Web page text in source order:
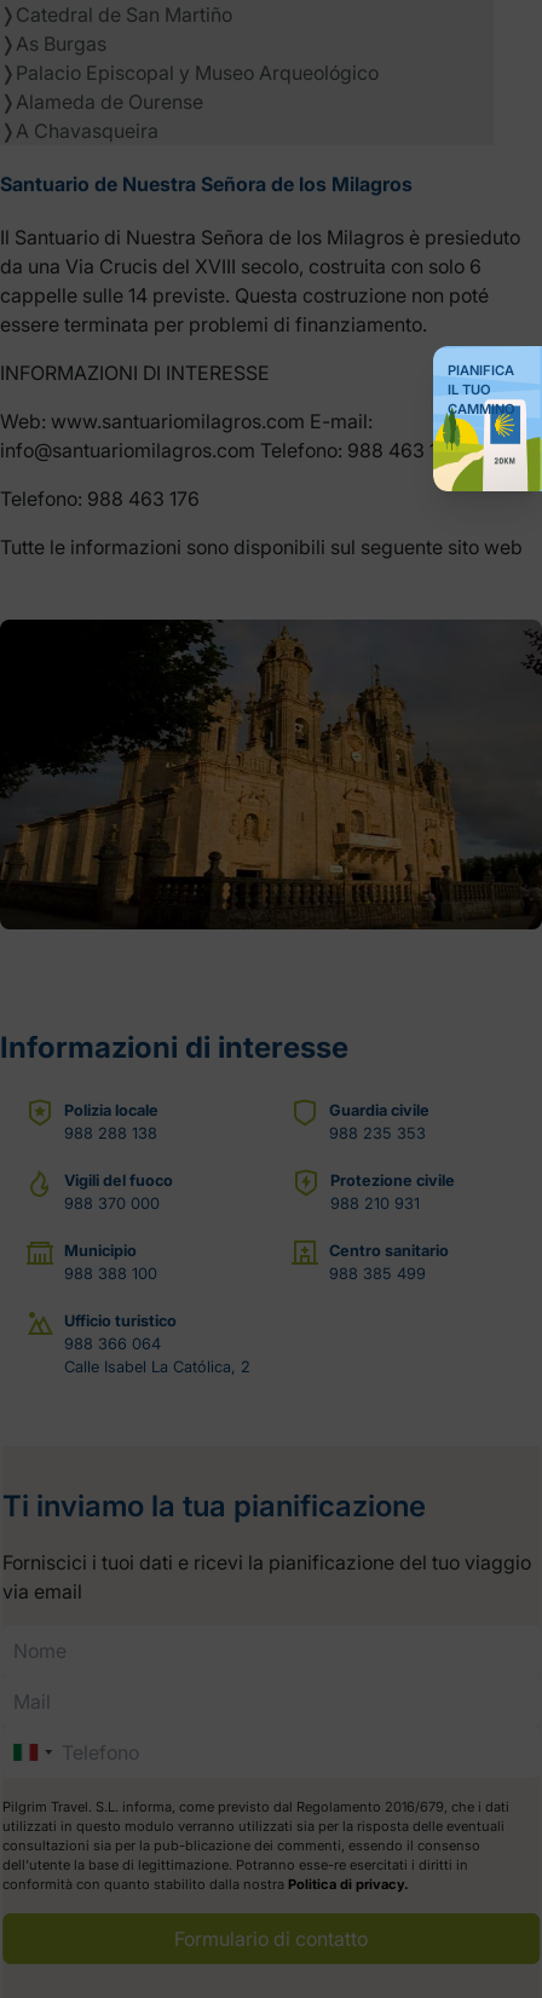
PIANIFICA
IL TUO
CAMMINO
❭ Catedral de San Martiño
❭ As Burgas
❭ Palacio Episcopal y Museo Arqueológico
❭ Alameda de Ourense
❭ A Chavasqueira
Santuario de Nuestra Señora de los Milagros
Il Santuario di Nuestra Señora de los Milagros è presieduto
da una Via Crucis del XVIII secolo, costruita con solo 6
cappelle sulle 14 previste. Questa costruzione non poté
essere terminata per problemi di finanziamento.
INFORMAZIONI DI INTERESSE
Web: www.santuariomilagros.com E-mail:
info@santuariomilagros.com Telefono: 988 463 176
Telefono: 988 463 176
Tutte le informazioni sono disponibili sul seguente sito web
Informazioni di interesse
Polizia locale
988 288 138
Guardia civile
988 235 353
Vigili del fuoco
988 370 000
Protezione civile
988 210 931
Municipio
988 388 100
Centro sanitario
988 385 499
Ufficio turistico
988 366 064
Calle Isabel La Católica, 2
Ti inviamo la tua pianificazione
Forniscici i tuoi dati e ricevi la pianificazione del tuo viaggio
via email
Pilgrim Travel. S.L. informa, come previsto dal Regolamento 2016/679, che i dati
utilizzati in questo modulo verranno utilizzati sia per la risposta delle eventuali
consultazioni sia per la pub-blicazione dei commenti, essendo il consenso
dell'utente la base di legittimazione. Potranno esse-re esercitati i diritti in
conformità con quanto stabilito dalla nostra Politica di privacy.
Formulario di contatto